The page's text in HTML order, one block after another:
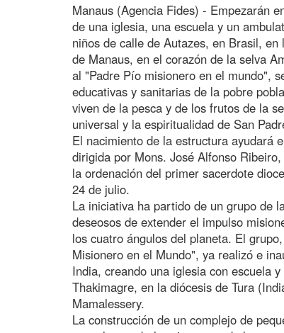
Manaus (Agencia Fides) - Empezarán
de una iglesia, una escuela y un
niños de calle de Autazes, en Brasil,
de Manaus, en el corazón de la selva
al "Padre Pío misionero en el mundo",
educativas y sanitarias de la pobre
viven de la pesca y de los frutos de la
universal y la espiritualidad de San
El nacimiento de la estructura ayudará
dirigida por Mons. José Alfonso
la ordenación del primer sacerdote
24 de julio.
La iniciativa ha partido de un grupo de
deseosos de extender el impulso
los cuatro ángulos del planeta. El
Misionero en el Mundo", ya realizó e
India, creando una iglesia con escuela
Thakimagre, en la diócesis de Tura
Mamalessery.
La construcción de un complejo de